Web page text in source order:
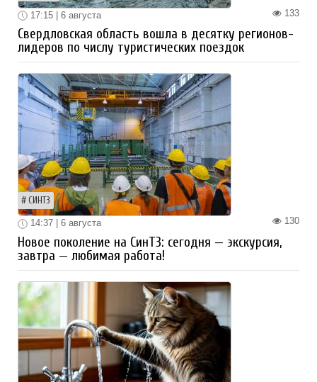
133
17:15 | 6 августа
Свердловская область вошла в десятку регионов-
лидеров по числу туристических поездок
СИНТЗ
130
14:37 | 6 августа
Новое поколение на СинТЗ: сегодня — экскурсия,
завтра — любимая работа!